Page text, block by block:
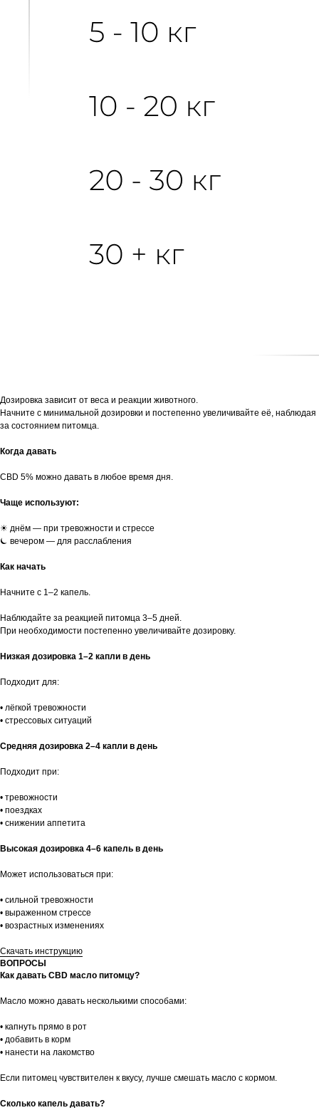
Дозировка зависит от веса и реакции животного.
Начните с минимальной дозировки и постепенно увеличивайте её, наблюдая
за состоянием питомца.
Когда давать
CBD 5% можно давать в любое время дня.
Чаще используют:
☀︎ днём — при тревожности и стрессе
⏾ вечером — для расслабления
Как начать
Начните с 1–2 капель.
Наблюдайте за реакцией питомца 3–5 дней.
При необходимости постепенно увеличивайте дозировку.
Низкая дозировка 1–2 капли в день
Подходит для:
• лёгкой тревожности
• стрессовых ситуаций
Средняя дозировка 2–4 капли в день
Подходит при:
• тревожности
• поездках
• снижении аппетита
Высокая дозировка 4–6 капель в день
Может использоваться при:
• сильной тревожности
• выраженном стрессе
• возрастных изменениях
Скачать инструкцию
ВОПРОСЫ
Как давать CBD масло питомцу?
Масло можно давать несколькими способами:
• капнуть прямо в рот
• добавить в корм
• нанести на лакомство
Если питомец чувствителен к вкусу, лучше смешать масло с кормом.
Сколько капель давать?